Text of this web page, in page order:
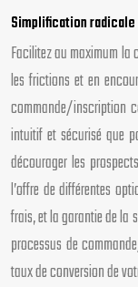
Simplification
Facilitez au maximum
les frictions et en
commande/inscription
intuitif et sécurisé que
décourager les
l’offre de différentes
frais, et la garantie de la
processus de
taux de conversion de